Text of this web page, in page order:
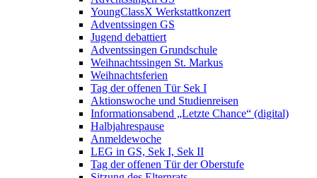
YoungClassX Werkstattkonzert
Adventssingen GS
Jugend debattiert
Adventssingen Grundschule
Weihnachtssingen St. Markus
Weihnachtsferien
Tag der offenen Tür Sek I
Aktionswoche und Studienreisen
Informationsabend „Letzte Chance“ (digital)
Halbjahrespause
Anmeldewoche
LEG in GS, Sek I, Sek II
Tag der offenen Tür der Oberstufe